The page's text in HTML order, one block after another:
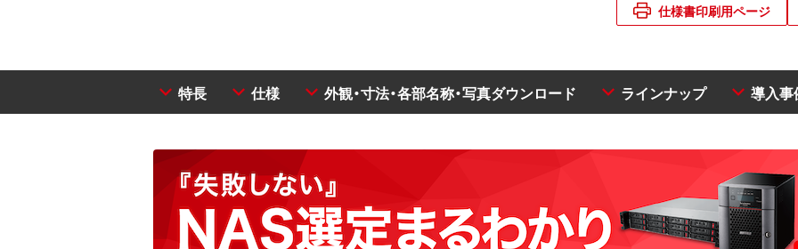
仕様書印刷用ページ
特長 仕様 外観・寸法・各部名称・写真ダウンロード ラインナップ 導入事